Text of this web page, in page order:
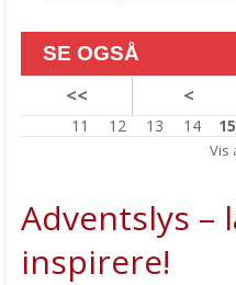
SE OGSÅ
Story in a box
Julestempler fra MY FAVORITE
Flott og enkel juledekor
Pouring mediium teknikk
<< <
11 12 13 14 15
Vis
Adventslys –
inspirere!